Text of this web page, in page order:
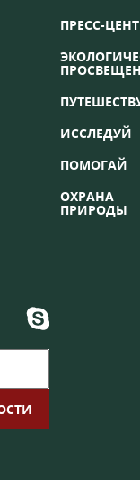
ПРЕСС-
ИССЛЕДУЙ
ПОМОГАЙ
ОХРАНА
ПРИРОДЫ